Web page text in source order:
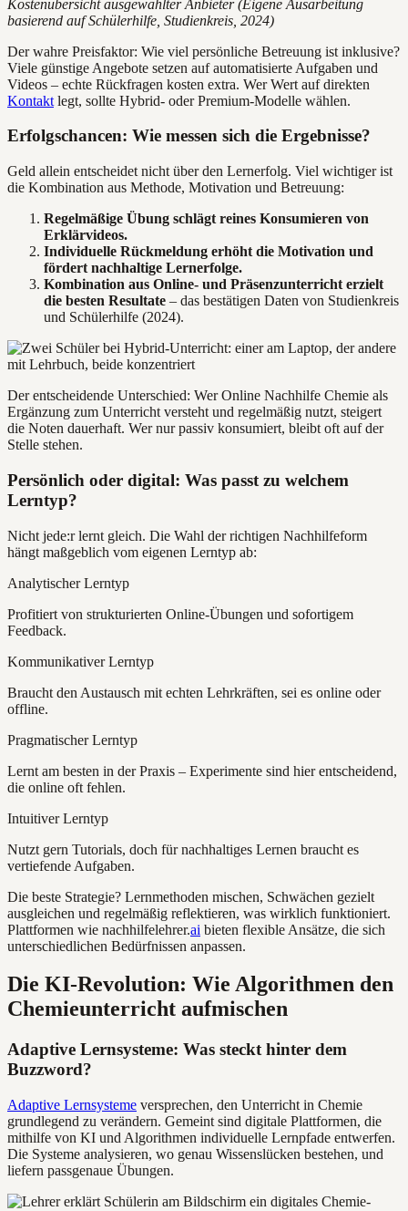
Kostenübersicht ausgewählter Anbieter (Eigene Ausarbeitung
basierend auf Schülerhilfe, Studienkreis, 2024)
Der wahre Preisfaktor: Wie viel persönliche Betreuung ist inklusive?
Viele günstige Angebote setzen auf automatisierte Aufgaben und
Videos – echte Rückfragen kosten extra. Wer Wert auf direkten
Kontakt legt, sollte Hybrid- oder Premium-Modelle wählen.
Erfolgschancen: Wie messen sich die Ergebnisse?
Geld allein entscheidet nicht über den Lernerfolg. Viel wichtiger ist
die Kombination aus Methode, Motivation und Betreuung:
Regelmäßige Übung schlägt reines Konsumieren von
Erklärvideos.
Individuelle Rückmeldung erhöht die Motivation und
fördert nachhaltige Lernerfolge.
Kombination aus Online- und Präsenzunterricht erzielt
die besten Resultate – das bestätigen Daten von Studienkreis
und Schülerhilfe (2024).
Der entscheidende Unterschied: Wer Online Nachhilfe Chemie als
Ergänzung zum Unterricht versteht und regelmäßig nutzt, steigert
die Noten dauerhaft. Wer nur passiv konsumiert, bleibt oft auf der
Stelle stehen.
Persönlich oder digital: Was passt zu welchem
Lerntyp?
Nicht jede:r lernt gleich. Die Wahl der richtigen Nachhilfeform
hängt maßgeblich vom eigenen Lerntyp ab:
Analytischer Lerntyp
Profitiert von strukturierten Online-Übungen und sofortigem
Feedback.
Kommunikativer Lerntyp
Braucht den Austausch mit echten Lehrkräften, sei es online oder
offline.
Pragmatischer Lerntyp
Lernt am besten in der Praxis – Experimente sind hier entscheidend,
die online oft fehlen.
Intuitiver Lerntyp
Nutzt gern Tutorials, doch für nachhaltiges Lernen braucht es
vertiefende Aufgaben.
Die beste Strategie? Lernmethoden mischen, Schwächen gezielt
ausgleichen und regelmäßig reflektieren, was wirklich funktioniert.
Plattformen wie nachhilfelehrer.ai bieten flexible Ansätze, die sich
unterschiedlichen Bedürfnissen anpassen.
Die KI-Revolution: Wie Algorithmen den
Chemieunterricht aufmischen
Adaptive Lernsysteme: Was steckt hinter dem
Buzzword?
Adaptive Lernsysteme versprechen, den Unterricht in Chemie
grundlegend zu verändern. Gemeint sind digitale Plattformen, die
mithilfe von KI und Algorithmen individuelle Lernpfade entwerfen.
Die Systeme analysieren, wo genau Wissenslücken bestehen, und
liefern passgenaue Übungen.